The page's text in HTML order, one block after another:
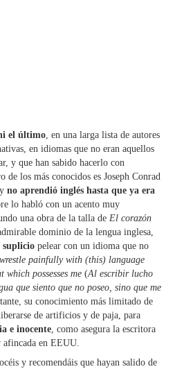
el último, en una larga lista de autores
en idiomas que no eran aquellos
y que han sabido hacerlo con
los más conocidos es Joseph Conrad
no aprendió inglés hasta que ya era
lo habló con un acento muy
una obra de la talla de El corazón
dominio de la lengua inglesa,
suplicio pelear con un idioma que no
painfully with (this) language
possesses me (Al escribir lucho
que siento que no poseo, sino que me
su conocimiento más limitado de
de artificios y de paja, para
e inocente, como asegura la escritora
en EEUU.
y recomendáis que hayan salido de